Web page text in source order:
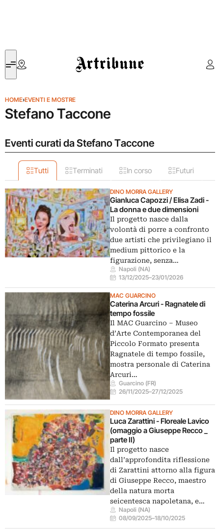
Artribune
HOME›EVENTI E MOSTRE
Stefano Taccone
Eventi curati da Stefano Taccone
Tutti Terminati In corso Futuri
DINO MORRA GALLERY
Gianluca Capozzi / Elisa Zadi -
La donna e due dimensioni
Il progetto nasce dalla
volontà di porre a confronto
due artisti che privilegiano il
medium pittorico e la
figurazione, senza…
Napoli (NA)
13/12/2025–23/01/2026
MAC GUARCINO
Caterina Arcuri - Ragnatele di
tempo fossile
Il MAC Guarcino – Museo
d’Arte Contemporanea del
Piccolo Formato presenta
Ragnatele di tempo fossile,
mostra personale di Caterina
Arcuri…
Guarcino (FR)
26/11/2025–27/12/2025
DINO MORRA GALLERY
Luca Zarattini - Floreale Lavico
(omaggio a Giuseppe Recco _
parte II)
Il progetto nasce
dall’approfondita riflessione
di Zarattini attorno alla figura
di Giuseppe Recco, maestro
della natura morta
seicentesca napoletana, e…
Napoli (NA)
08/09/2025–18/10/2025